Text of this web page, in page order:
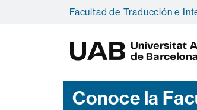
Facultad de Traducción e
Conoce la